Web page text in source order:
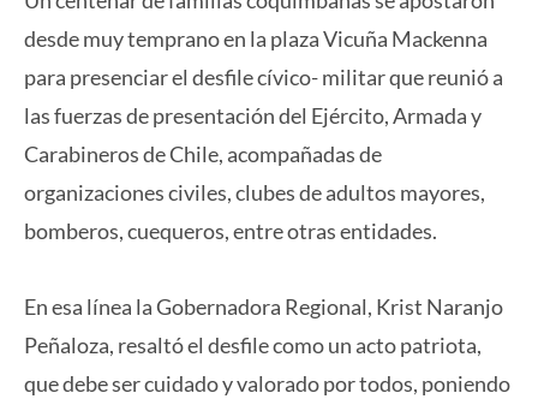
desde muy temprano en la plaza Vicuña Mackenna
para presenciar el desfile cívico- militar que reunió a
las fuerzas de presentación del Ejército, Armada y
Carabineros de Chile, acompañadas de
organizaciones civiles, clubes de adultos mayores,
bomberos, cuequeros, entre otras entidades.
En esa línea la Gobernadora Regional, Krist Naranjo
Peñaloza, resaltó el desfile como un acto patriota,
que debe ser cuidado y valorado por todos, poniendo